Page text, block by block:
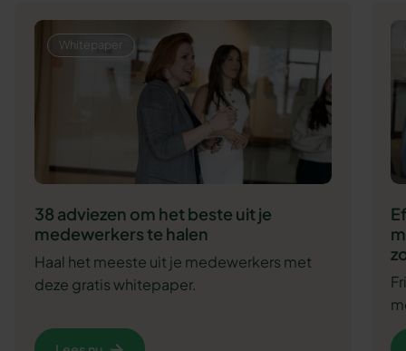
Whitepaper
38 adviezen om het beste uit je
medewerkers te halen
Haal het meeste uit je medewerkers met
deze gratis whitepaper.